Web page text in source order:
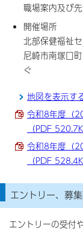
職場案内及び
開催場所
北部保健福祉
尼崎市南塚口
ぐ
地図を表示す
令和8年度（
（PDF
令和8年度（
（PDF
エントリー、募
エントリーの受付